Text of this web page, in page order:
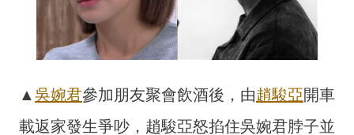
▲吳婉君參加朋友聚會飲酒後，由趙駿亞開車
載返家發生爭吵，趙駿亞怒掐住吳婉君脖子並